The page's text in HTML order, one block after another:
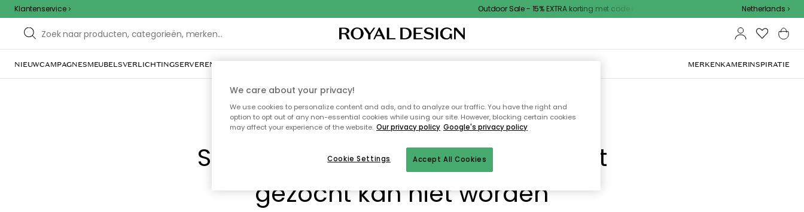
Klantenservice Outdoor Sale - 15% EXTRA korting met code Netherlands
NIEUWCAMPAGNESMEUBELSVERLICHTINGSERVEREN & TAFELGEREIWOONDECORATIETEXTIEL & VLOERKLEDENKEUKENBUITENMEUBELS MERKENKAMERINSPIRATIE
Sorry! De pagina waarnaar je hebt
gezocht kan niet worden
We care about your privacy!
We use cookies to personalize content and ads, and to analyze our traffic. You have the right and
option to opt out of any non-essential cookies while using our site. However, blocking certain cookies
may affect your experience of the website. Our privacy policy Google's privacy policy
Accept All Cookies
Cookie Settings